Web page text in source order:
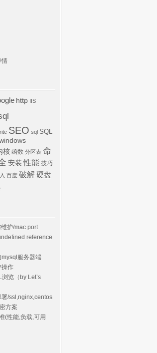
情
http IIS
SEO sql SQL
核 函数 分区表 命
安装 性能 技巧
百度 破解硬盘
护/mac port
reference
服务器端
操作
览（by Let’s
署/ssl,nginx,centos
方案
(性能,负载,可用